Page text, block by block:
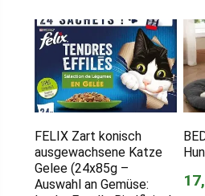
FELIX Zart konisch
ausgewachsene Katze
Gelee (24x85g –
Auswahl an Gemüse: